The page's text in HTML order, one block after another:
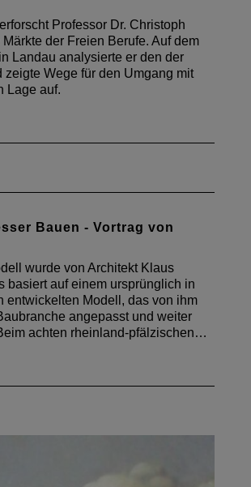
Professor Dr. Christoph
der Freien Berufe. Auf dem
Landau analysierte er den der
zeigte Wege für den Umgang mit
Lage auf.
Bauen - Vortrag von
wurde von Architekt Klaus
basiert auf einem ursprünglich in
entwickelten Modell, das von ihm
angepasst und weiter
achten rheinland-pfälzischen…